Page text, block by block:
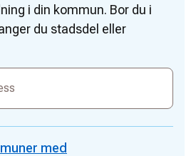
i din kommun. Bor du i
du stadsdel eller
med